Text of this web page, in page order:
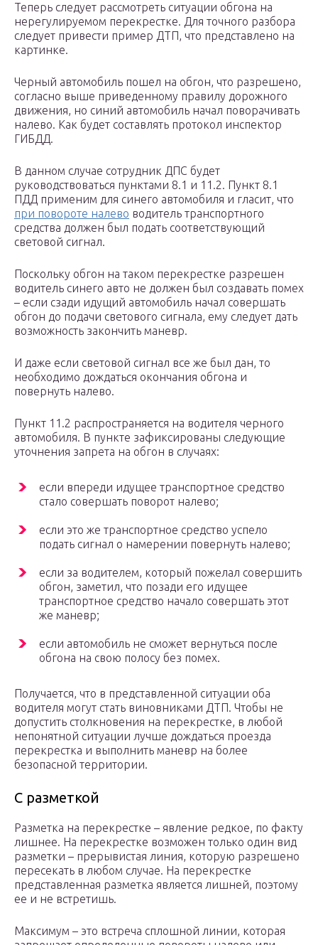
Теперь следует рассмотреть ситуации обгона на
нерегулируемом перекрестке. Для точного разбора
следует привести пример ДТП, что представлено на
картинке.
Черный автомобиль пошел на обгон, что разрешено,
согласно выше приведенному правилу дорожного
движения, но синий автомобиль начал поворачивать
налево. Как будет составлять протокол инспектор
ГИБДД.
В данном случае сотрудник ДПС будет
руководствоваться пунктами 8.1 и 11.2. Пункт 8.1
ПДД применим для синего автомобиля и гласит, что
при повороте налево водитель транспортного
средства должен был подать соответствующий
световой сигнал.
Поскольку обгон на таком перекрестке разрешен
водитель синего авто не должен был создавать помех
– если сзади идущий автомобиль начал совершать
обгон до подачи светового сигнала, ему следует дать
возможность закончить маневр.
И даже если световой сигнал все же был дан, то
необходимо дождаться окончания обгона и
повернуть налево.
Пункт 11.2 распространяется на водителя черного
автомобиля. В пункте зафиксированы следующие
уточнения запрета на обгон в случаях:
если впереди идущее транспортное средство
стало совершать поворот налево;
если это же транспортное средство успело
подать сигнал о намерении повернуть налево;
если за водителем, который пожелал совершить
обгон, заметил, что позади его идущее
транспортное средство начало совершать этот
же маневр;
если автомобиль не сможет вернуться после
обгона на свою полосу без помех.
Получается, что в представленной ситуации оба
водителя могут стать виновниками ДТП. Чтобы не
допустить столкновения на перекрестке, в любой
непонятной ситуации лучше дождаться проезда
перекрестка и выполнить маневр на более
безопасной территории.
С разметкой
Разметка на перекрестке – явление редкое, по факту
лишнее. На перекрестке возможен только один вид
разметки – прерывистая линия, которую разрешено
пересекать в любом случае. На перекрестке
представленная разметка является лишней, поэтому
ее и не встретишь.
Максимум – это встреча сплошной линии, которая